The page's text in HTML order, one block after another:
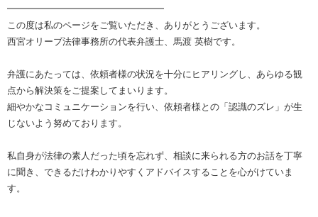
━━━━━━━━━━━━━━━━━
この度は私のページをご覧いただき、ありがとうございます。
西宮オリーブ法律事務所の代表弁護士、馬渡 英樹です。
弁護にあたっては、依頼者様の状況を十分にヒアリングし、あらゆる観
点から解決策をご提案してまいります。
細やかなコミュニケーションを行い、依頼者様との「認識のズレ」が生
じないよう努めております。
私自身が法律の素人だった頃を忘れず、相談に来られる方のお話を丁寧
に聞き、できるだけわかりやすくアドバイスすることを心がけていま
す。